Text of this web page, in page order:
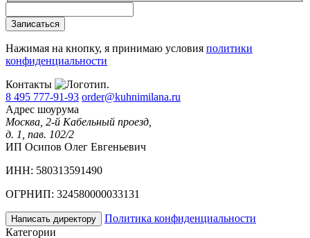
Записаться
Нажимая на кнопку, я принимаю условия политики
конфиденциальности
Контакты
8 495 777-91-93 order@kuhnimilana.ru
Адрес шоурума
Москва, 2-й Кабельный проезд,
д. 1, пав. 102/2
ИП Осипов Олег Евгеньевич
ИНН: 580313591490
ОГРНИП: 324580000033131
Написать директору
Политика конфиденциальности
Категории